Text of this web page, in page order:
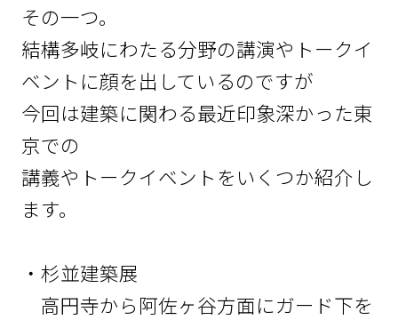
その一つ。
結構多岐にわたる分野の講演やトークイ
ベントに顔を出しているのですが
今回は建築に関わる最近印象深かった東
京での
講義やトークイベントをいくつか紹介し
ます。
・杉並建築展
高円寺から阿佐ヶ谷方面にガード下を